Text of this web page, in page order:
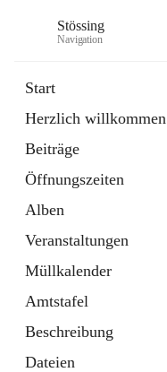
Stössing
Navigation
Start
Herzlich willkommen
Beiträge
Öffnungszeiten
Alben
Veranstaltungen
Müllkalender
Amtstafel
Beschreibung
Dateien
Datei
in
Tab
Kindergarten
öffnet
in
neuem
Tab